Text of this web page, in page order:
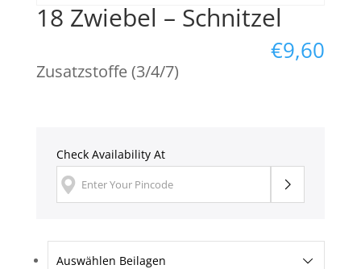
18 Zwiebel – Schnitzel
€9,60
Zusatzstoffe (3/4/7)
Check Availability At
Auswählen Beilagen